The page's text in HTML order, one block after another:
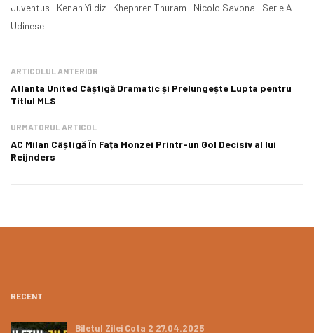
Juventus Kenan Yildiz Khephren Thuram Nicolo Savona
Serie A
Udinese
ARTICOLUL ANTERIOR
Atlanta United Câștigă Dramatic și Prelungește Lupta pentru
Titlul MLS
URMATORUL ARTICOL
AC Milan Câștigă În Fața Monzei Printr-un Gol Decisiv al lui
Reijnders
RECENT
Biletul Zilei Cota 2 27.04.2025